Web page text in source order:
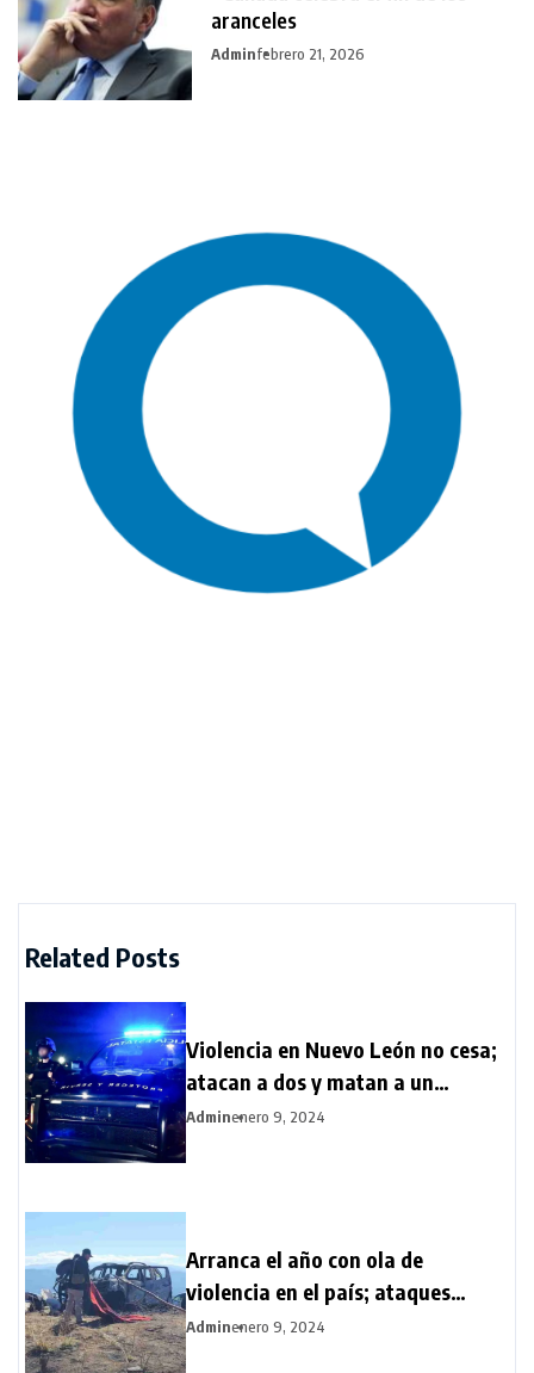
aranceles
Adminfebrero 21, 2026
Related Posts
Violencia en Nuevo León no cesa;
atacan a dos y matan a un
hombre
Adminenero 9, 2024
Arranca el año con ola de
violencia en el país; ataques
armados en Guerrero y
Adminenero 9, 2024